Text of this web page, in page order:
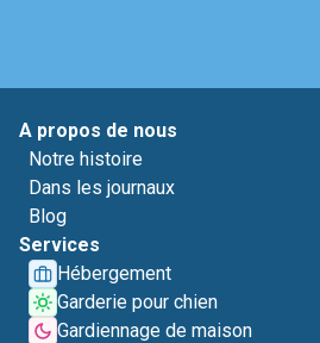
A propos de nous
Notre histoire
Dans les journaux
Blog
Services
Hébergement
Garderie pour chien
Gardiennage de maison